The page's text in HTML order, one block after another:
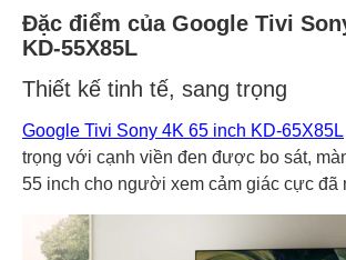
Đặc điểm của Google Tivi
KD-55X85L
Thiết kế tinh tế, sang trọng
Google Tivi Sony 4K 65 inch KD-65X85L
trọng với cạnh viền đen được bo sát,
55 inch cho người xem cảm giác cực đã